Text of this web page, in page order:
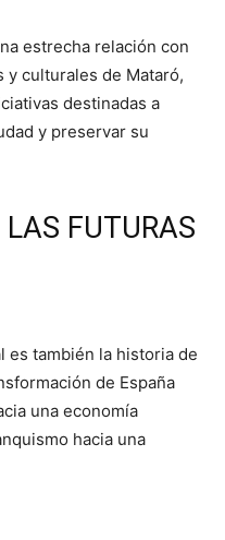
estrecha relación con
y culturales de Mataró,
destinadas a
y preservar su
FUTURAS
es también la historia de
de España
una economía
hacia una